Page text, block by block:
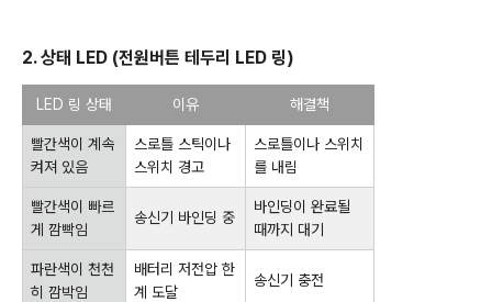
2. 상태 LED (전원버튼 테두리 LED 링)
LED 링 상태 이유 해결책
빨간색이 계속
켜져 있음
스로틀 스틱이나
스위치 경고
스로틀이나 스위치
를 내림
빨간색이 빠르
게 깜빡임
송신기 바인딩 중
바인딩이 완료될
때까지 대기
파란색이 천천
히 깜박임
배터리 저전압 한
계 도달
송신기 충전